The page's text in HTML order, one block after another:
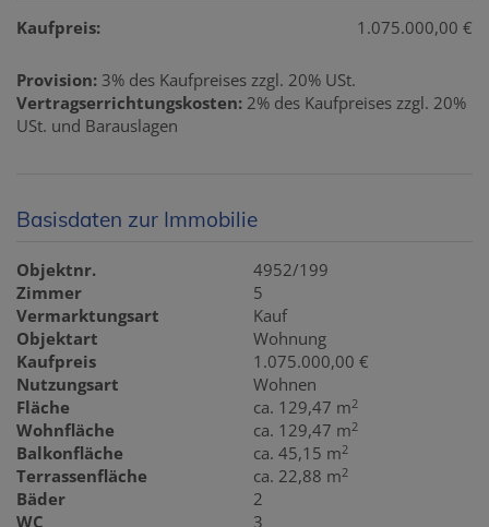
Kaufpreis: 1.075.000,00 €
Provision: 3% des Kaufpreises zzgl. 20% USt.
Vertragserrichtungskosten: 2% des Kaufpreises zzgl. 20%
USt. und Barauslagen
Basisdaten zur Immobilie
Objektnr.
4952/199
Zimmer
5
Vermarktungsart
Kauf
Objektart
Wohnung
Kaufpreis
1.075.000,00 €
Nutzungsart
Wohnen
Fläche
ca. 129,47 m2
Wohnfläche ca. 129,47 m2
Balkonfläche ca. 45,15 m2
Terrassenfläche ca. 22,88 m2
Bäder
2
WC
3